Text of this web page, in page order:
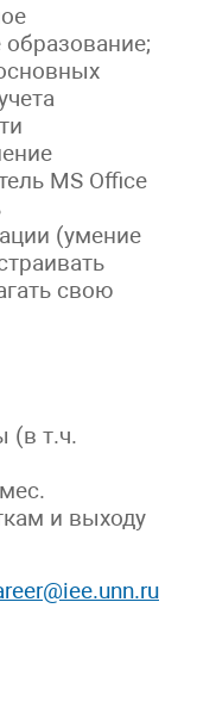
MS Office
(умение
свою
(в т.ч.
и выходу